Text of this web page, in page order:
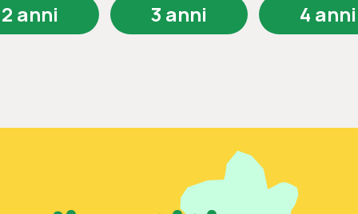
2 anni 3 anni 4 anni